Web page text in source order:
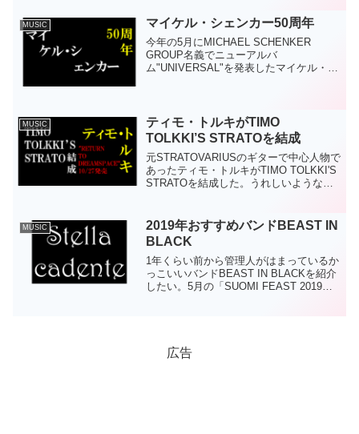
プが発表されたということと...
MUSIC マイケル・シェンカー50周年
今年の5月にMICHAEL SCHENKER
GROUP名義でニューアルバ
ム"UNIVERSAL"を発表したマイケル・シ
う。いつ、...
MUSIC
ティモ・トルキがTIMO
TOLKKI’S STRATOを結成
元STRATOVARIUSのギターで中心人物で
あったティモ・トルキがTIMO TOLKKI'S
STRATOを結成した。うれしいような、
点バンドのラインナップは3人で、...
MUSIC
2019年おすすめバンドBEAST IN
BLACK
1年くらい前から管理人がはまっているか
っこいいバンドBEAST IN BLACKを紹介
したい。5月の「SUOMI FEAST 2019」
広告